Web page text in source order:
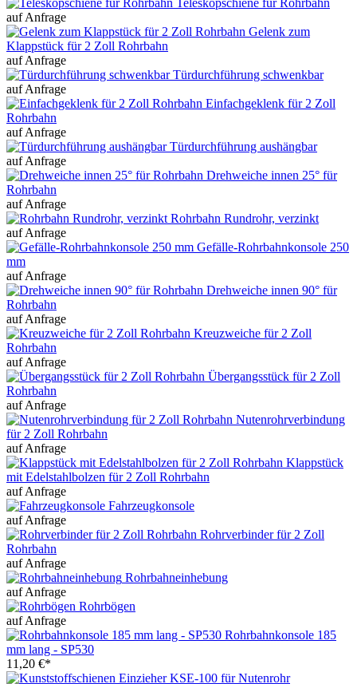
auf Anfrage
Gelenk zum
Klappstück für 2 Zoll Rohrbahn
auf Anfrage
Türdurchführung schwenkbar
auf Anfrage
Einfachgeklenk für 2 Zoll
Rohrbahn
auf Anfrage
Türdurchführung aushängbar
auf Anfrage
Drehweiche innen 25° für
Rohrbahn
auf Anfrage
Rohrbahn Rundrohr, verzinkt
auf Anfrage
Gefälle-Rohrbahnkonsole 250
mm
auf Anfrage
Drehweiche innen 90° für
Rohrbahn
auf Anfrage
Kreuzweiche für 2 Zoll
Rohrbahn
auf Anfrage
Übergangsstück für 2 Zoll
Rohrbahn
auf Anfrage
Nutenrohrverbindung
für 2 Zoll Rohrbahn
auf Anfrage
Klappstück
mit Edelstahlbolzen für 2 Zoll Rohrbahn
auf Anfrage
Fahrzeugkonsole
auf Anfrage
Rohrverbinder für 2 Zoll
Rohrbahn
auf Anfrage
Rohrbahneinhebung
auf Anfrage
Rohrbögen
auf Anfrage
Rohrbahnkonsole 185
mm lang - SP530
11,20 €*